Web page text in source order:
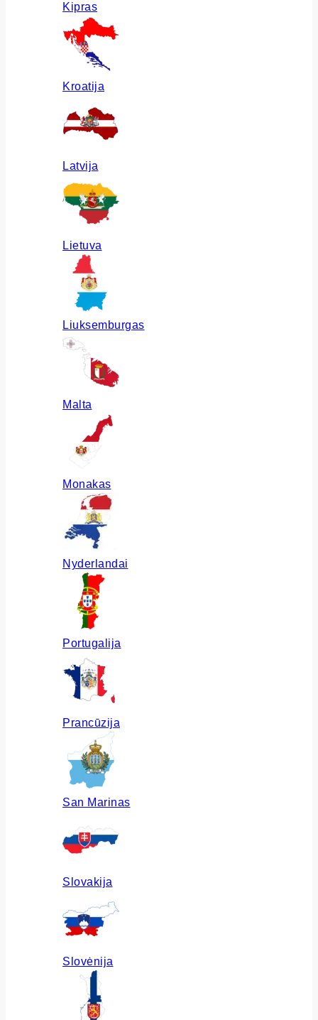
Kipras
Kroatija
Latvija
Lietuva
Liuksemburgas
Malta
Monakas
Nyderlandai
Portugalija
Prancūzija
San Marinas
Slovakija
Slovėnija